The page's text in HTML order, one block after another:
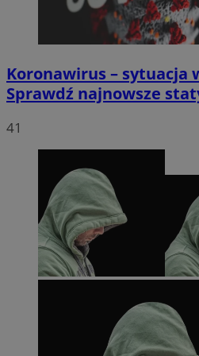
Koronawirus – sytuacja
Sprawdź najnowsze
41
li_gc
suid